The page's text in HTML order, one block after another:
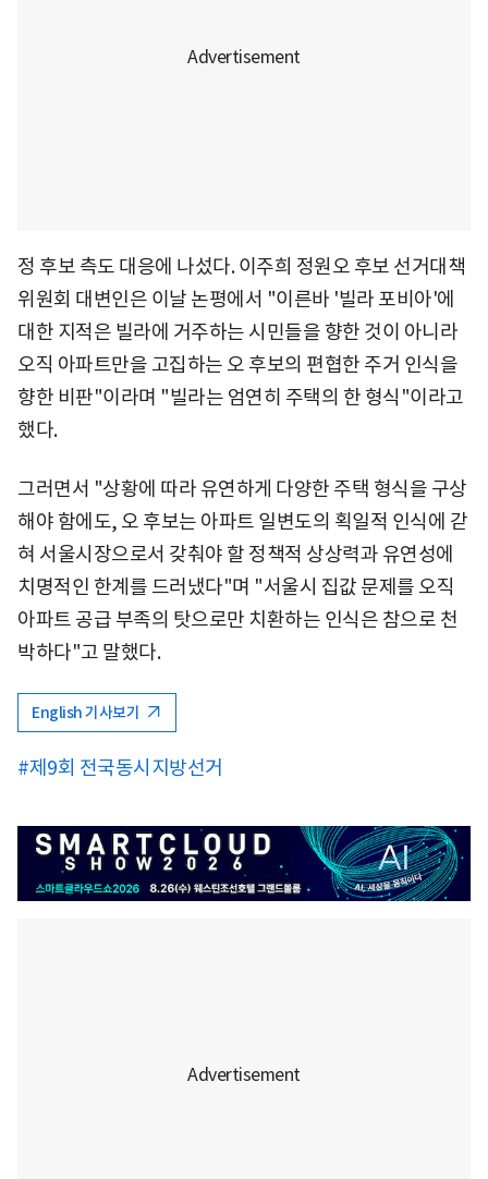
정 후보 측도 대응에 나섰다. 이주희 정원오 후보 선거대책
위원회 대변인은 이날 논평에서 "이른바 '빌라 포비아'에
대한 지적은 빌라에 거주하는 시민들을 향한 것이 아니라
오직 아파트만을 고집하는 오 후보의 편협한 주거 인식을
향한 비판"이라며 "빌라는 엄연히 주택의 한 형식"이라고
했다.
그러면서 "상황에 따라 유연하게 다양한 주택 형식을 구상
해야 함에도, 오 후보는 아파트 일변도의 획일적 인식에 갇
혀 서울시장으로서 갖춰야 할 정책적 상상력과 유연성에
치명적인 한계를 드러냈다"며 "서울시 집값 문제를 오직
아파트 공급 부족의 탓으로만 치환하는 인식은 참으로 천
박하다"고 말했다.
English 기사보기
#제9회 전국동시지방선거